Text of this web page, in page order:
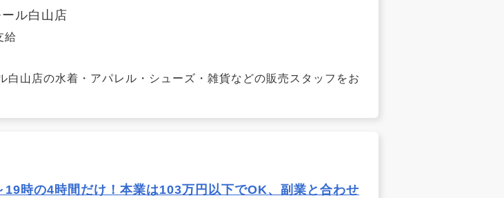
ル白山店
給
白山店の水着・アパレル・シューズ・雑貨などの販売スタッフをお
19時の4時間だけ！本業は103万円以下でOK、副業と合わせ